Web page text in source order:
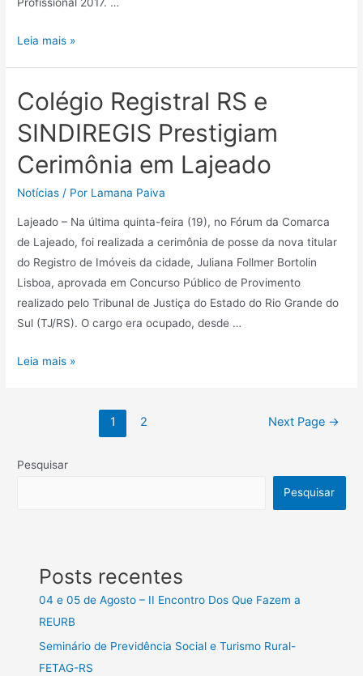
Leia mais »
Colégio Registral RS e
SINDIREGIS Prestigiam
Cerimônia em Lajeado
Notícias / Por Lamana Paiva
Lajeado – Na última quinta-feira (19), no Fórum da Comarca
de Lajeado, foi realizada a cerimônia de posse da nova titular
do Registro de Imóveis da cidade, Juliana Follmer Bortolin
Lisboa, aprovada em Concurso Público de Provimento
realizado pelo Tribunal de Justiça do Estado do Rio Grande do
Sul (TJ/RS). O cargo era ocupado, desde …
Leia mais »
1 2 Next Page →
Pesquisar
Pesquisar
Posts recentes
04 e 05 de Agosto – II Encontro Dos Que Fazem a
REURB
Seminário de Previdência Social e Turismo Rural-
FETAG-RS